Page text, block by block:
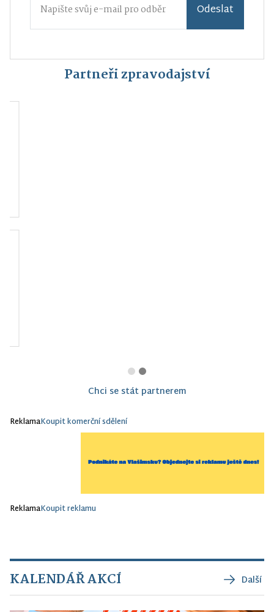
Odeslat
Partneři zpravodajství
Chci se stát partnerem
ReklamaKoupit komerční sdělení
ReklamaKoupit reklamu
KALENDÁŘ AKCÍ Další